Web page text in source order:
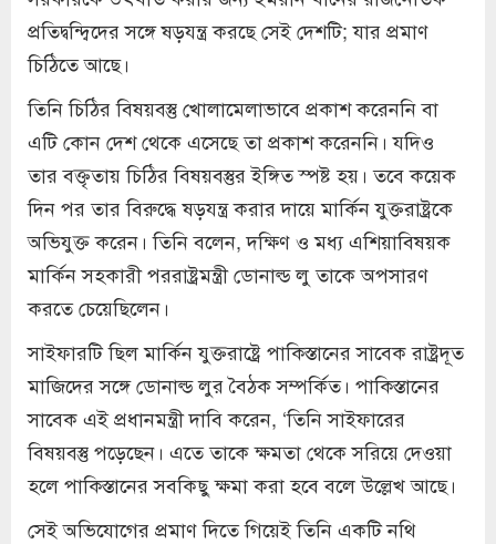
প্রতিদ্বন্দ্বিদের সঙ্গে ষড়যন্ত্র করছে সেই দেশটি; যার প্রমাণ
চিঠিতে আছে।
তিনি চিঠির বিষয়বস্তু খোলামেলাভাবে প্রকাশ করেননি বা
এটি কোন দেশ থেকে এসেছে তা প্রকাশ করেননি। যদিও
তার বক্তৃতায় চিঠির বিষয়বস্তুর ইঙ্গিত স্পষ্ট হয়। তবে কয়েক
দিন পর তার বিরুদ্ধে ষড়যন্ত্র করার দায়ে মার্কিন যুক্তরাষ্ট্রকে
অভিযুক্ত করেন। তিনি বলেন, দক্ষিণ ও মধ্য এশিয়াবিষয়ক
মার্কিন সহকারী পররাষ্ট্রমন্ত্রী ডোনাল্ড লু তাকে অপসারণ
করতে চেয়েছিলেন।
সাইফারটি ছিল মার্কিন যুক্তরাষ্ট্রে পাকিস্তানের সাবেক রাষ্ট্রদূত
মাজিদের সঙ্গে ডোনাল্ড লুর বৈঠক সম্পর্কিত। পাকিস্তানের
সাবেক এই প্রধানমন্ত্রী দাবি করেন, ‘তিনি সাইফারের
বিষয়বস্তু পড়েছেন। এতে তাকে ক্ষমতা থেকে সরিয়ে দেওয়া
হলে পাকিস্তানের সবকিছু ক্ষমা করা হবে বলে উল্লেখ আছে।
সেই অভিযোগের প্রমাণ দিতে গিয়েই তিনি একটি নথি